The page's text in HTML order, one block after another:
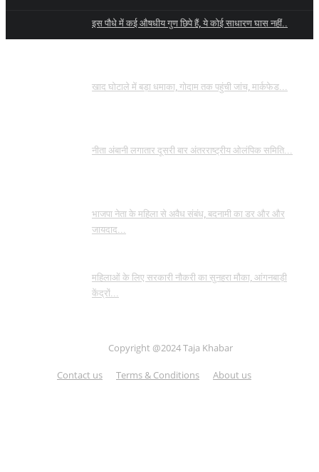
इस पौधे में कई औषधीय गुण छिपे हैं, ये कोई साधारण घास नहीं..
खाद घोटाले में बड़ा धमाका, गोदाम तक पहुंची जांच, मार्कफेड...
नीता अंबानी लगातार दूसरी बार अंतरराष्ट्रीय ओलंपिक समिति...
भाजपा नेता के महिला से अवैध संबंध, बदनामी का डर और और
जायदाद...
महिलाओं के लिए सरकारी नौकरी का सुनहरा मौका, आंगनबाड़ी
केंद्रों...
Copyright @2024 Taja Khabar
Contact us Terms & Conditions About us